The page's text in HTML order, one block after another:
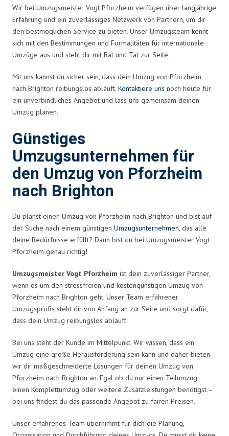
Wir bei Umzugsmeister Vogt Pforzheim verfügen über langjährige
Erfahrung und ein zuverlässiges Netzwerk von Partnern, um dir
den bestmöglichen Service zu bieten. Unser Umzugsteam kennt
sich mit den Bestimmungen und Formalitäten für internationale
Umzüge aus und steht dir mit Rat und Tat zur Seite.
Mit uns kannst du sicher sein, dass dein Umzug von Pforzheim
nach Brighton reibungslos abläuft. Kontaktiere uns noch heute für
ein unverbindliches Angebot und lass uns gemeinsam deinen
Umzug planen.
Günstiges
Umzugsunternehmen für
den Umzug von Pforzheim
nach Brighton
Du planst einen Umzug von Pforzheim nach Brighton und bist auf
der Suche nach einem günstigen Umzugsunternehmen, das alle
deine Bedürfnisse erfüllt? Dann bist du bei Umzugsmeister Vogt
Pforzheim genau richtig!
Umzugsmeister Vogt Pforzheim ist dein zuverlässiger Partner,
wenn es um den stressfreien und kostengünstigen Umzug von
Pforzheim nach Brighton geht. Unser Team erfahrener
Umzugsprofis steht dir von Anfang an zur Seite und sorgt dafür,
dass dein Umzug reibungslos abläuft.
Bei uns steht der Kunde im Mittelpunkt. Wir wissen, dass ein
Umzug eine große Herausforderung sein kann und daher bieten
wir dir maßgeschneiderte Lösungen für deinen Umzug von
Pforzheim nach Brighton an. Egal ob du nur einen Teilumzug,
einen Komplettumzug oder weitere Zusatzleistungen benötigst –
bei uns findest du das passende Angebot zu fairen Preisen.
Unser erfahrenes Team übernimmt für dich die Planung,